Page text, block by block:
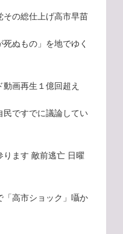
その総仕上げ高市早苗
ぬもの」を地でゆく
画再生１億回超え
民ですでに議論してい
ります 敵前逃亡 日曜
「高市ショック」囁か